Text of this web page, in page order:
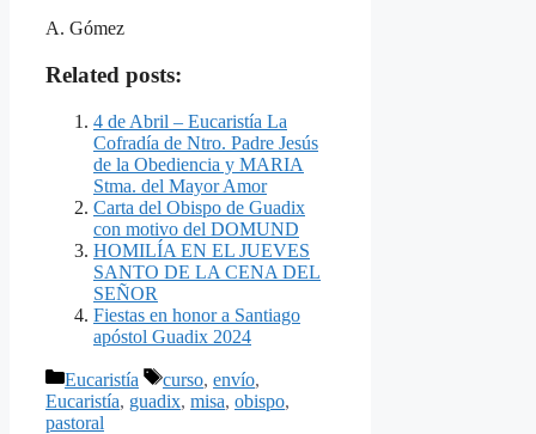
A. Gómez
Related posts:
4 de Abril – Eucaristía La
Cofradía de Ntro. Padre Jesús
de la Obediencia y MARIA
Stma. del Mayor Amor
Carta del Obispo de Guadix
con motivo del DOMUND
HOMILÍA EN EL JUEVES
SANTO DE LA CENA DEL
SEÑOR
Fiestas en honor a Santiago
apóstol Guadix 2024
Categorías
Eucaristía Etiquetas
curso, envío,
Eucaristía, guadix, misa, obispo,
pastoral